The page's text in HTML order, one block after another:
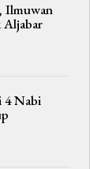
Ilmuwan
Aljabar
4 Nabi